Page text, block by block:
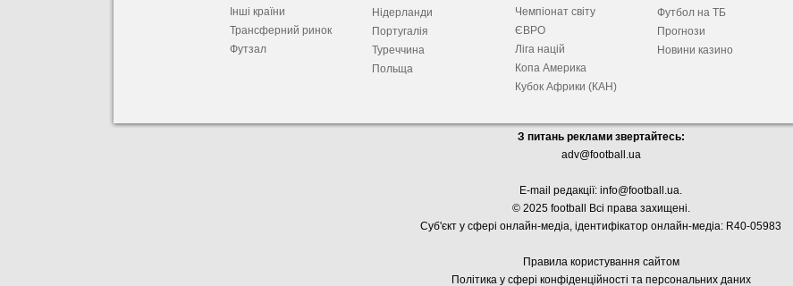
Інші країни
Трансферний ринок
Футзал
Нідерланди
Португалія
Туреччина
Польща
Чемпіонат світу
ЄВРО
Ліга націй
Копа Америка
Кубок Африки (КАН)
Футбол на ТБ
Прогнози
Новини казино
З питань реклами звертайтесь:
adv@football.ua
E-mail редакції: info@football.ua.
© 2025 football Всі права захищені.
Суб'єкт у сфері онлайн-медіа, ідентифікатор онлайн-медіа: R40-05983
Правила користування сайтом
Політика у сфері конфіденційності та персональних даних